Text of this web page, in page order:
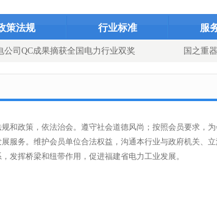
策法规 行业标准 服
公司QC成果摘获全国电力行业双奖 国之重
和政策，依法治会。遵守社会道德风尚；按照会员要求，
服务。维护会员单位合法权益，沟通本行业与政府机关、
发挥桥梁和纽带作用，促进福建省电力工业发展。